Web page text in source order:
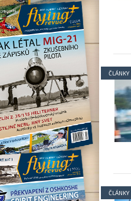
ČLÁNKY
ČLÁNKY